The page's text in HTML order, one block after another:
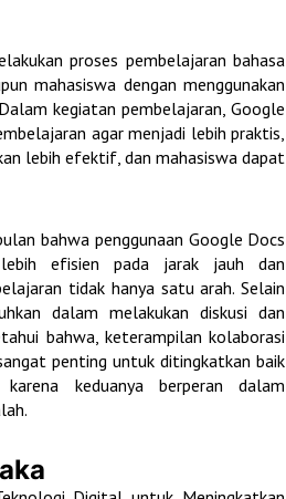
proses pembelajaran bahasa
mahasiswa dengan menggunakan
kegiatan pembelajaran, Google
agar menjadi lebih praktis,
lebih efektif, dan mahasiswa dapat
bahwa penggunaan Google Docs
efisien pada jarak jauh dan
tidak hanya satu arah. Selain
dalam melakukan diskusi dan
bahwa, keterampilan kolaborasi
penting untuk ditingkatkan baik
keduanya berperan dalam